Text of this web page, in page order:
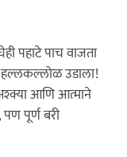
पहाटे पाच वाजता
उडाला!
अश्क्या आणि आत्माने
पूर्ण बरी